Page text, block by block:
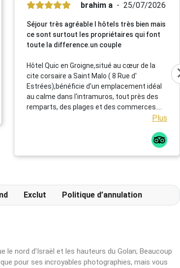
brahim a 25/07/2026
Séjour très agréable l hôtels très bien mais
ce sont surtout les propriétaires qui font
toute la difference.un couple
Hôtel Quic en Groigne,situé au cœur de la
cite corsaire a Saint Malo ( 8 Rue d'
Estrées),bénéficie d'un emplacement idéal
au calme dans l'intramuros, tout près des
remparts, des plages et des commerces.
Cet établissement chaleureux propose des
déjeuner répute mettant a l' honneur des
produits locaux et artisanaux ainsi qu' une
Plus
Exclut Politique d’annulation
nord d’Israël et les hauteurs du Golan; Beaucoup
pour ses incroyables photographies, mais vous